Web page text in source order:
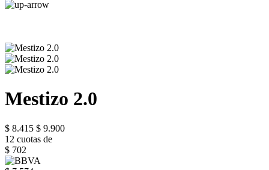
Mestizo 2.0
$ 8.415 $ 9.900
12 cuotas de
$ 702